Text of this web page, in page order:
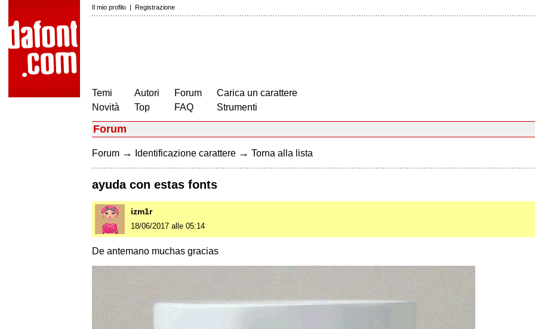
Il mio profilo | Registrazione
Temi
Novità
Autori
Top
Forum
FAQ
Carica un carattere
Strumenti
Forum
Forum → Identificazione carattere → Torna alla lista
ayuda con estas fonts
izm1r
18/06/2017 alle 05:14
De antemano muchas gracias